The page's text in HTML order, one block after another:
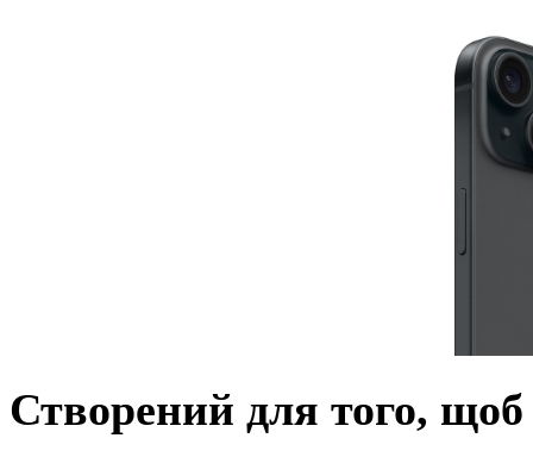
Створений для того,